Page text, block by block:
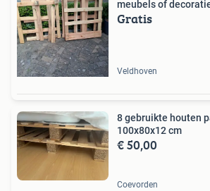
meubels of
Gratis
Veldhoven
8 gebruikte houten
100x80x12 cm
€ 50,00
Coevorden